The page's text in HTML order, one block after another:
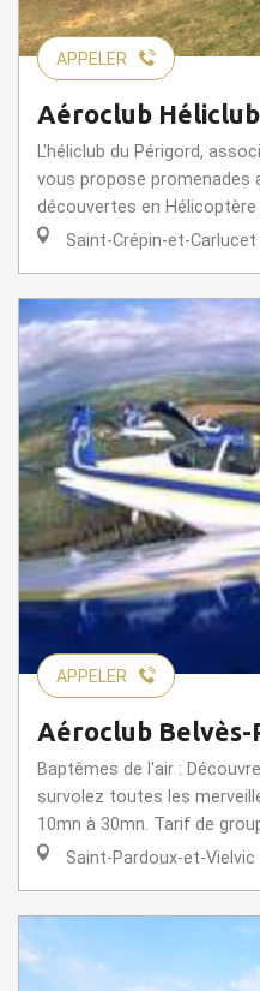
APPELER
Aéroclub
L'héliclub du Périgord,
vous propose promenades
découvertes en Hélicoptère
Saint-Crépin-et-Carlucet
APPELER
Aéroclub Belvès-
Baptêmes de l'air :
survolez toutes les
10mn à 30mn. Tarif de
Saint-Pardoux-et-Vielvic